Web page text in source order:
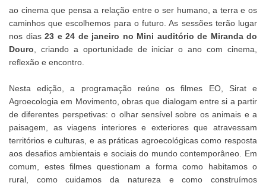
ao cinema que pensa a relação entre o ser humano, a terra e os
caminhos que escolhemos para o futuro. As sessões terão lugar
nos dias 23 e 24 de janeiro no Mini auditório de Miranda do
Douro , criando a oportunidade de iniciar o ano com cinema,
reflexão e encontro.
Nesta edição, a programação reúne os filmes EO, Sirat e
Agroecologia em Movimento, obras que dialogam entre si a partir
de diferentes perspetivas: o olhar sensível sobre os animais e a
paisagem, as viagens interiores e exteriores que atravessam
territórios e culturas, e as práticas agroecológicas como resposta
aos desafios ambientais e sociais do mundo contemporâneo. Em
comum, estes filmes questionam a forma como habitamos o
rural, como cuidamos da natureza e como construímos